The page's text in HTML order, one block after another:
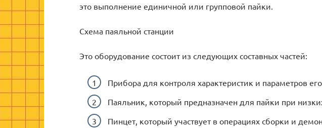
это выполнение единичной или групповой пайки.
Схема паяльной станции
Это оборудование состоит из следующих составных частей:
Прибора для контроля характеристик и параметров
Паяльник, который предназначен для пайки при
Пинцет, который участвует в операциях сборки и